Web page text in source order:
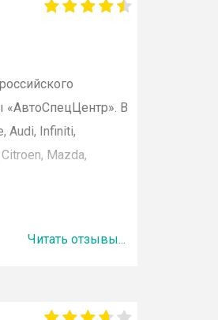
«АвтоСпецЦентр». В
Audi, Infiniti,
Mazda,
FOTON, FUSO,
Читать отзывы...